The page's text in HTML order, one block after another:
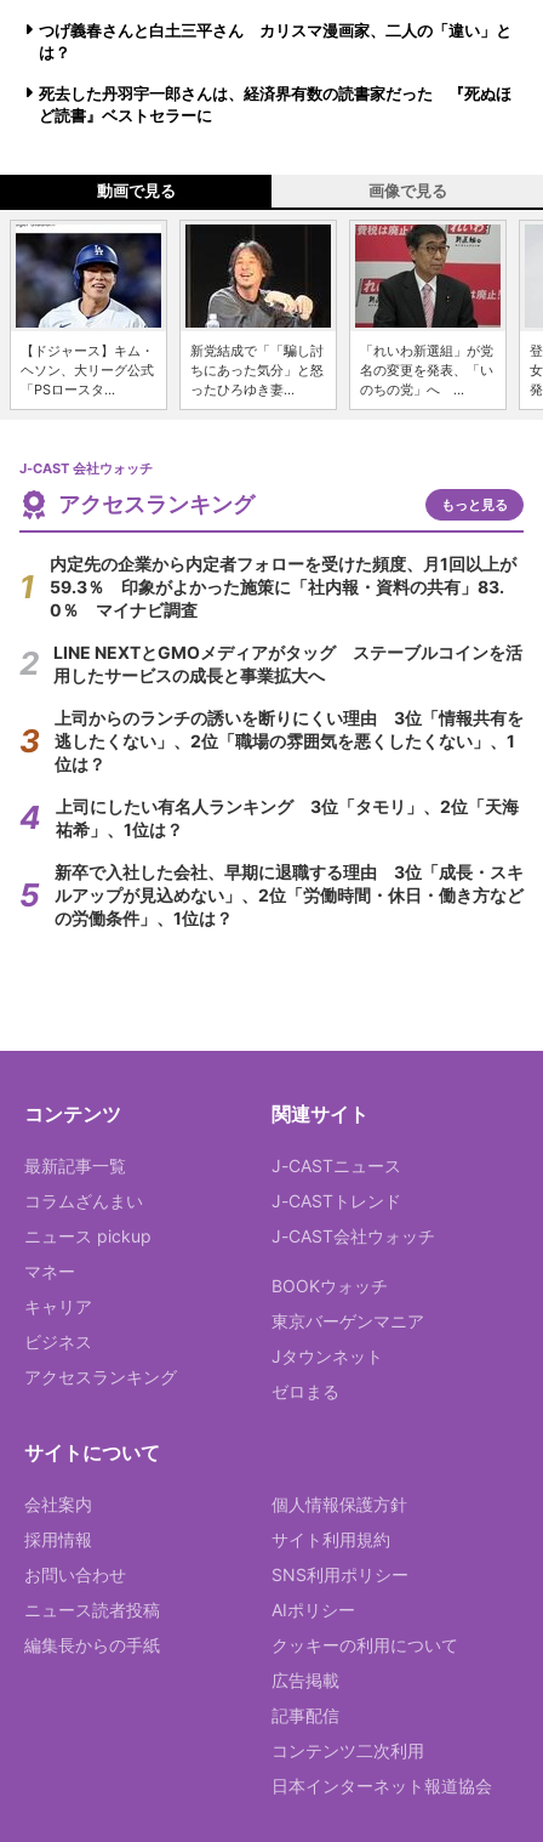
つげ義春さんと白土三平さん カリスマ漫画家、二人の「違い」と
は？
死去した丹羽宇一郎さんは、経済界有数の読書家だった 『死ぬほ
ど読書』ベストセラーに
動画で見る 画像で見る
【ドジャース】キム・
ヘソン、大リーグ公式
「PSロースタ...
新党結成で「「騙し討
ちにあった気分」と怒
ったひろゆき妻...
「れいわ新選組」が党
名の変更を発表、「い
のちの党」へ ...
J-CAST 会社ウォッチ
アクセスランキング もっと見る
内定先の企業から内定者フォローを受けた頻度、月1回以上が
59.3％ 印象がよかった施策に「社内報・資料の共有」83.
0％ マイナビ調査
LINE NEXTとGMOメディアがタッグ ステーブルコインを活
用したサービスの成長と事業拡大へ
上司からのランチの誘いを断りにくい理由 3位「情報共有を
逃したくない」、2位「職場の雰囲気を悪くしたくない」、1
位は？
上司にしたい有名人ランキング 3位「タモリ」、2位「天海
祐希」、1位は？
新卒で入社した会社、早期に退職する理由 3位「成長・スキ
ルアップが見込めない」、2位「労働時間・休日・働き方など
の労働条件」、1位は？
コンテンツ
最新記事一覧
コラムざんまい
ニュース pickup
マネー
キャリア
ビジネス
アクセスランキング
関連サイト
J-CASTニュース
J-CASTトレンド
J-CAST会社ウォッチ
BOOKウォッチ
東京バーゲンマニア
Jタウンネット
ゼロまる
サイトについて
会社案内
採用情報
お問い合わせ
ニュース読者投稿
編集長からの手紙
個人情報保護方針
サイト利用規約
SNS利用ポリシー
AIポリシー
クッキーの利用について
広告掲載
記事配信
コンテンツ二次利用
日本インターネット報道協会